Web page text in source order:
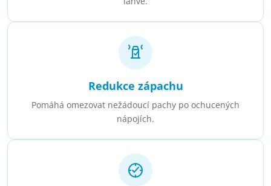
Redukce zápachu
Pomáhá omezovat nežádoucí pachy po ochucených
nápojích.